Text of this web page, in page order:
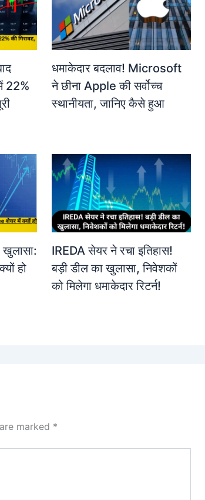
22%
धमाकेदार बदलाव! Microsoft
ने छीना Apple की सर्वोच्च
स्थानीयता, जानिए कैसे हुआ
हो
IREDA सेयर ने रचा इतिहास!
बड़ी डील का खुलासा, निवेशकों
को मिलेगा धमाकेदार रिटर्न!
marked *